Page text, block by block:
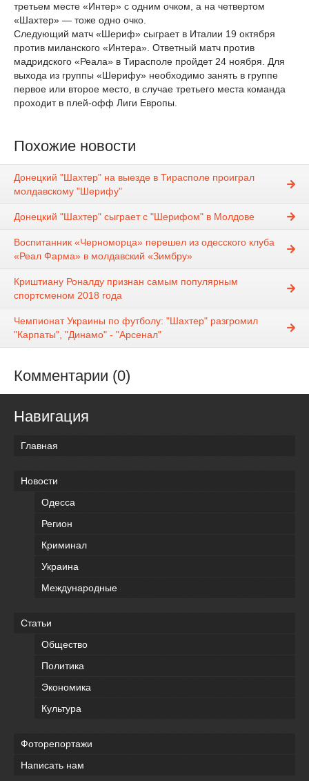
третьем месте «Интер» с одним очком, а на четвертом
«Шахтер» — тоже одно очко.
Следующий матч «Шериф» сыграет в Италии 19 октября
против миланского «Интера». Ответный матч против
мадридского «Реала» в Тирасполе пройдет 24 ноября. Для
выхода из группы «Шерифу» необходимо занять в группе
первое или второе место, в случае третьего места команда
проходит в плей-офф Лиги Европы.
Похожие новости
Донецкий "Шахтер" на выезде в Тирасполе проиграл
молдавскому "Шерифу"
Донецкий "Шахтер" сыграет с "Шерифом" в Молдове
Воспитанник «Черноморца» перешел из одесского клуба
«Реал Фарма» в молдавский «Зимбру»
Криштиану Роналду признан самым популярным
спортсменом 2018 года
Чемпионат Украины по футболу: "Шахтер" разгромил
"Карпаты", "Динамо" - "Арсенал"
Комментарии (0)
Навигация
Главная
Новости
Одесса
Регион
Криминал
Украина
Международные
Статьи
Общество
Политика
Экономика
Культура
Фоторепортажи
Написать нам